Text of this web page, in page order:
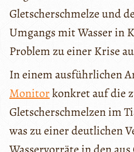
Gletscherschmelze und
Umgangs mit Wasser in
Problem zu einer Krise
In einem ausführlichen
Monitorkonkret auf die
Gletscherschmelzen im
was zu einer deutlichen